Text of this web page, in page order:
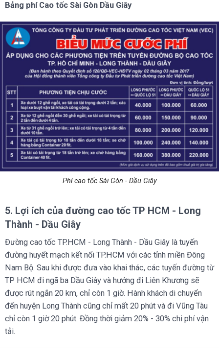
Bảng phí Cao tốc Sài Gòn Dầu Giây
Phí cao tốc Sài Gòn - Dầu Giây
5. Lợi ích của đường cao tốc TP HCM - Long
Thành - Dầu Giây
Đường cao tốc TP.HCM - Long Thành - Dầu Giây là tuyến
đường huyết mạch kết nối TP.HCM với các tỉnh miền Đông
Nam Bộ. Sau khi được đưa vào khai thác, các tuyến đường từ
TP HCM đi ngã ba Dầu Giây và hướng đi Liên Khương sẽ
được rút ngắn 20 km, chỉ còn 1 giờ. Hành khách di chuyển
đến huyện Long Thành cũng chỉ mất 20 phút và đi Vũng Tàu
chỉ còn 1 giờ 20 phút. Đồng thời giảm 20% - 30% chi phí vận
tải.